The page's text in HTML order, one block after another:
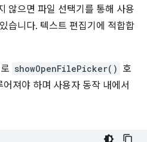
않으면 파일 선택기를 통해 사용
습니다. 텍스트 편집기에 적합합
showOpenFilePicker() 호
어져야 하며 사용자 동작 내에서